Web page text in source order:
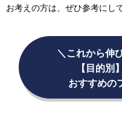
お考えの方は、ぜひ参考にし
＼これから伸
【目的別
おすすめの